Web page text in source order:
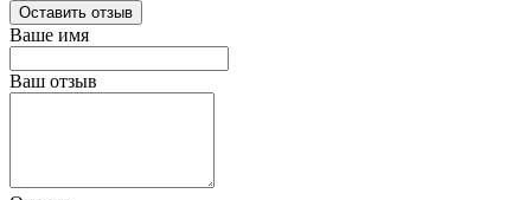
Оставить отзыв
Ваше имя
Ваш отзыв